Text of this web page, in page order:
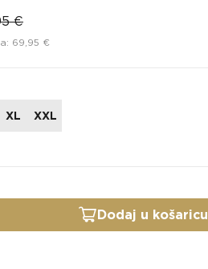
€
69,95 €
XL XXL
Dodaj u košaricu